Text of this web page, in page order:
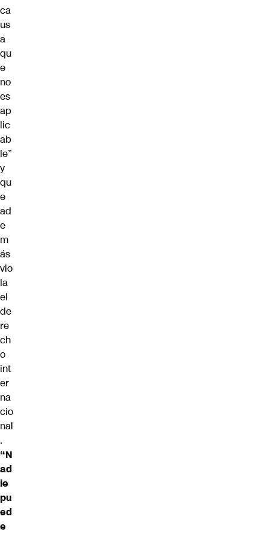
ca
us
a
qu
e
no
es
ap
lic
ab
le”
y
qu
e
ad
e
m
ás
vio
la
el
de
re
ch
o
int
er
na
cio
nal
.
“N
ad
ie
pu
ed
e